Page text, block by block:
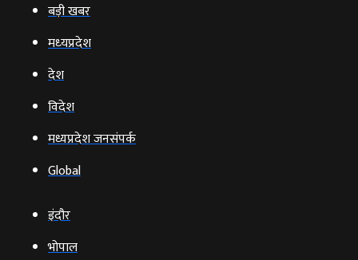
बड़ी खबर
मध्‍यप्रदेश
देश
विदेश
मध्यप्रदेश जनसंपर्क
Global
इंदौर
भोपाल